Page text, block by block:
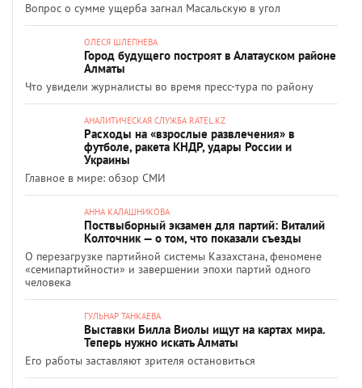
Вопрос о сумме ущерба загнал Масальскую в угол
ОЛЕСЯ ШЛЕПНЕВА
Город будущего построят в Алатауском районе
Алматы
Что увидели журналисты во время пресс-тура по району
АНАЛИТИЧЕСКАЯ СЛУЖБА RATEL.KZ
Расходы на «взрослые развлечения» в
футболе, ракета КНДР, удары России и
Украины
Главное в мире: обзор СМИ
АННА КАЛАШНИКОВА
Поствыборный экзамен для партий: Виталий
Колточник — о том, что показали съезды
О перезагрузке партийной системы Казахстана, феномене
«семипартийности» и завершении эпохи партий одного
человека
ГУЛЬНАР ТАНКАЕВА
Выставки Билла Виолы ищут на картах мира.
Теперь нужно искать Алматы
Его работы заставляют зрителя остановиться